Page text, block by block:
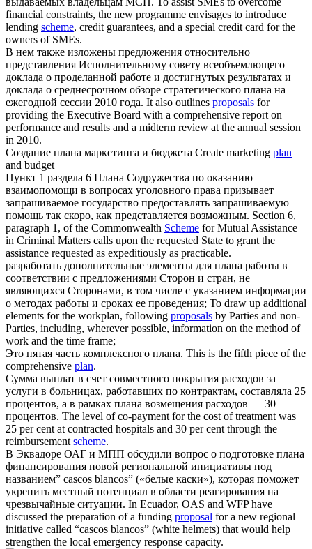
financial constraints, the new programme envisages to introduce
lending scheme, credit guarantees, and a special credit card for the
owners of SMEs.
В нем также изложены предложения относительно
представления Исполнительному совету всеобъемлющего
доклада о проделанной работе и достигнутых результатах и
доклада о среднесрочном обзоре стратегического плана на
ежегодной сессии 2010 года. It also outlines proposals for
providing the Executive Board with a comprehensive report on
performance and results and a midterm review at the annual session
in 2010.
Создание плана маркетинга и бюджета Create marketing plan
and budget
Пункт 1 раздела 6 Плана Содружества по оказанию
взаимопомощи в вопросах уголовного права призывает
запрашиваемое государство предоставлять запрашиваемую
помощь так скоро, как представляется возможным. Section 6,
paragraph 1, of the Commonwealth Scheme for Mutual Assistance
in Criminal Matters calls upon the requested State to grant the
assistance requested as expeditiously as practicable.
разработать дополнительные элементы для плана работы в
соответствии с предложениями Сторон и стран, не
являющихся Сторонами, в том числе с указанием информации
о методах работы и сроках ее проведения; To draw up additional
elements for the workplan, following proposals by Parties and non-
Parties, including, wherever possible, information on the method of
work and the time frame;
Это пятая часть комплексного плана. This is the fifth piece of the
comprehensive plan.
Сумма выплат в счет совместного покрытия расходов за
услуги в больницах, работавших по контрактам, составляла 25
процентов, а в рамках плана возмещения расходов — 30
процентов. The level of co-payment for the cost of treatment was
25 per cent at contracted hospitals and 30 per cent through the
reimbursementscheme.
В Эквадоре ОАГ и МПП обсудили вопрос о подготовке плана
финансирования новой региональной инициативы под
названием” cascos blancos” («белые каски»), которая поможет
укрепить местный потенциал в области реагирования на
чрезвычайные ситуации. In Ecuador, OAS and WFP have
discussed the preparation of a funding proposal for a new regional
initiative called “cascos blancos” (white helmets) that would help
strengthen the local emergency response capacity.